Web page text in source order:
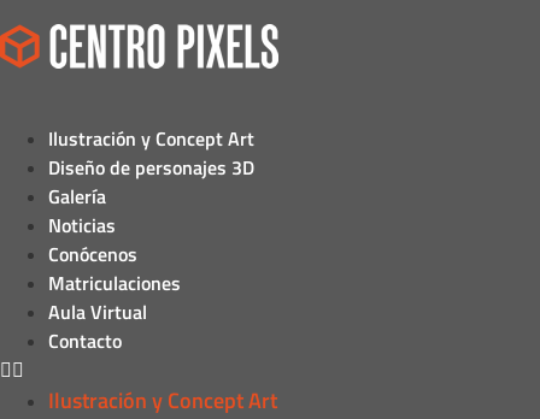
Ilustración y Concept Art
Diseño de personajes 3D
Galería
Noticias
Conócenos
Matriculaciones
Aula Virtual
Contacto
Ilustración y Concept Art